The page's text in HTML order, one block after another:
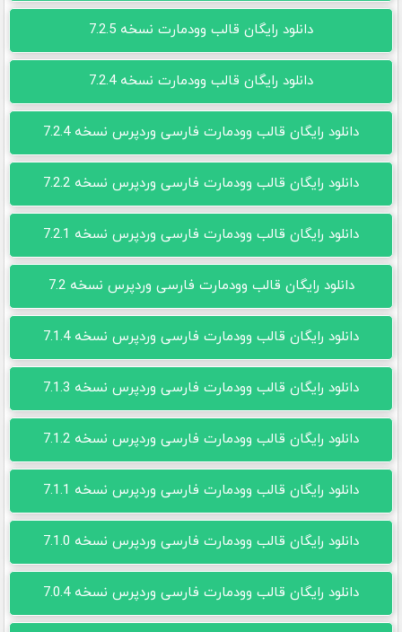
دانلود رایگان قالب وودمارت نسخه 7.2.5
دانلود رایگان قالب وودمارت نسخه 7.2.4
دانلود رایگان قالب وودمارت فارسی وردپرس نسخه 7.2.4
دانلود رایگان قالب وودمارت فارسی وردپرس نسخه 7.2.2
دانلود رایگان قالب وودمارت فارسی وردپرس نسخه 7.2.1
دانلود رایگان قالب وودمارت فارسی وردپرس نسخه 7.2
دانلود رایگان قالب وودمارت فارسی وردپرس نسخه 7.1.4
دانلود رایگان قالب وودمارت فارسی وردپرس نسخه 7.1.3
دانلود رایگان قالب وودمارت فارسی وردپرس نسخه 7.1.2
دانلود رایگان قالب وودمارت فارسی وردپرس نسخه 7.1.1
دانلود رایگان قالب وودمارت فارسی وردپرس نسخه 7.1.0
دانلود رایگان قالب وودمارت فارسی وردپرس نسخه 7.0.4